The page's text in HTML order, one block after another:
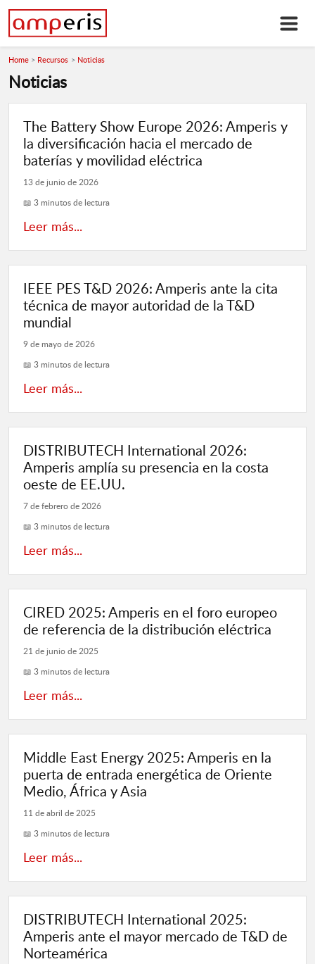
Home Recursos Noticias
Noticias
The Battery Show Europe 2026: Amperis y
la diversificación hacia el mercado de
baterías y movilidad eléctrica
13 de junio de 2026
📖 3 minutos de lectura
Leer más...
IEEE PES T&D 2026: Amperis ante la cita
técnica de mayor autoridad de la T&D
mundial
9 de mayo de 2026
📖 3 minutos de lectura
Leer más...
DISTRIBUTECH International 2026:
Amperis amplía su presencia en la costa
oeste de EE.UU.
7 de febrero de 2026
📖 3 minutos de lectura
Leer más...
CIRED 2025: Amperis en el foro europeo
de referencia de la distribución eléctrica
21 de junio de 2025
📖 3 minutos de lectura
Leer más...
Middle East Energy 2025: Amperis en la
puerta de entrada energética de Oriente
Medio, África y Asia
11 de abril de 2025
📖 3 minutos de lectura
Leer más...
DISTRIBUTECH International 2025:
Amperis ante el mayor mercado de T&D de
Norteamérica